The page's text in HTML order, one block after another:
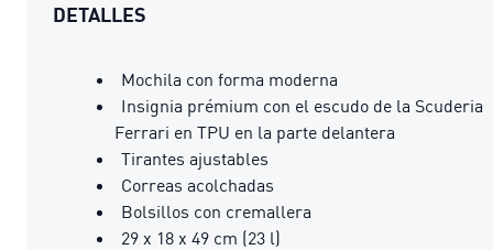
DETALLES
Mochila con forma moderna
Insignia prémium con el escudo de la Scuderia
Ferrari en TPU en la parte delantera
Tirantes ajustables
Correas acolchadas
Bolsillos con cremallera
29 x 18 x 49 cm (23 l)